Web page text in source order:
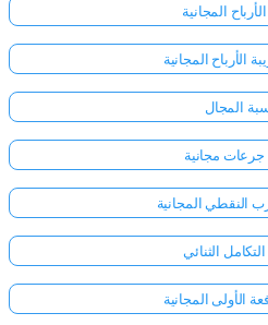
المجانية
الأرباح المجانية
المجال
مجانية
النقطي المجانية
الثنائي
الأولى المجانية